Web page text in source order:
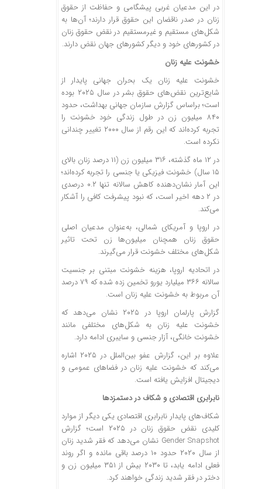
در این مدعیان غربی پیشگامی و حفاظت از حقوق
زنان در صدر ناقضان این حقوق قرار دارند؛ آن‌ها به
شکل‌های مستقیم و غیرمستقیم در نقض حقوق زنان
در کشور‌های خود و دیگر کشور‌های جهان نقض دارند.
خشونت علیه زنان
خشونت علیه زنان یک بحران جهانی پایدار از
شایع‌ترین نقض‌های حقوق بشر در سال ۲۰۲۵ بوده
است؛ براساس گزارش سازمان جهانی بهداشت، حدود
۸۴۰ میلیون زن در طول زندگی خود خشونت را
تجربه کرده‌اند که این رقم از سال ۲۰۰۰ تغییر چندانی
نکرده است.
در ۱۲ ماه گذشته، ۳۱۶ میلیون زن (۱۱ درصد زنان بالای
۱۵ سال) خشونت فیزیکی یا جنسی را تجربه کرده‌اند؛
این آمار نشان‌دهنده کاهش سالانه تنها ۰.۲ درصدی
در ۲ دهه اخیر است، که نبود پیشرفت کافی را آشکار
می‌کند.
در اروپا و آمریکای شمالی، به‌عنوان مدعیان اصلی
حقوق زنان همچنان میلیون‌ها زن تحت تاثیر
شکل‌های مختلف خشونت قرار می‌گیرند.
در اتحادیه اروپا، هزینه خشونت مبتنی بر جنسیت
سالانه ۳۶۶ میلیارد یورو تخمین زده شده که ۷۹ درصد
آن مربوط به خشونت علیه زنان است.
گزارش پارلمان اروپا در ۲۰۲۵ نشان می‌دهد که
خشونت علیه زنان به شکل‌های مختلفی مانند
خشونت خانگی، آزار جنسی و سایبری ادامه دارد.
علاوه بر این، گزارش عفو بین‌الملل در ۲۰۲۵ اشاره
می‌کند که خشونت علیه زنان در فضا‌های عمومی و
دیجیتال افزایش یافته است.
نابرابری اقتصادی و شکاف در دستمزدها
شکاف‌های پایدار نابرابری اقتصادی یکی دیگر از موارد
کلیدی نقض حقوق زنان در ۲۰۲۵ است؛ گزارش
Gender Snapshot نشان می‌دهد که فقر شدید زنان
از سال ۲۰۲۰ حدود ۱۰ درصد باقی مانده و اگر روند
فعلی ادامه یابد، تا ۲۰۳۰ بیش از ۳۵۱ میلیون زن و
دختر در فقر شدید زندگی خواهند کرد.